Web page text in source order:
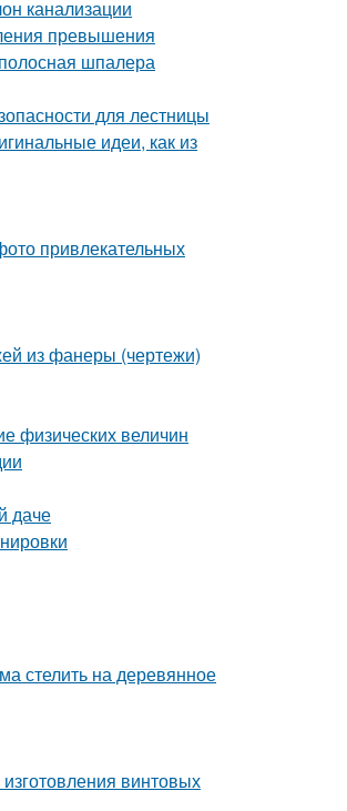
канализации
превышения
шпалера
для лестницы
идеи, как из
привлекательных
из фанеры (чертежи)
физических величин
даче
стелить на деревянное
винтовых